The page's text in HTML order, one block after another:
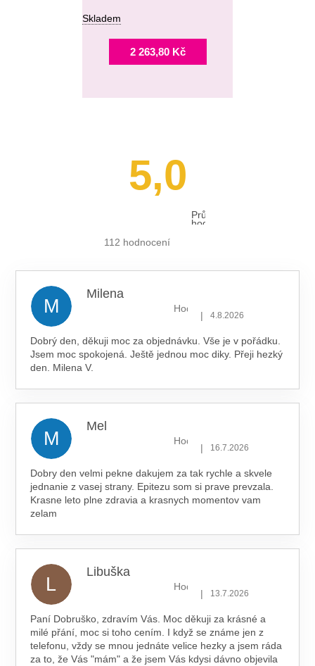
Skladem
2 263,80 Kč
5,0
Průměrné
hodnocení
112 hodnocení
M
Milena
Hodnocení obchodu je 5 z 5
| 4.8.2026
Dobrý den, děkuji moc za objednávku. Vše je v pořádku.
Jsem moc spokojená. Ještě jednou moc diky. Přeji hezký
den. Milena V.
M
Mel
Hodnocení obchodu je 5 z 5
| 16.7.2026
Dobry den velmi pekne dakujem za tak rychle a skvele
jednanie z vasej strany. Epitezu som si prave prevzala.
Krasne leto plne zdravia a krasnych momentov vam
zelam
L
Libuška
Hodnocení obchodu je 5 z 5
| 13.7.2026
Paní Dobruško, zdravím Vás. Moc děkuji za krásné a
milé přání, moc si toho cením. I když se známe jen z
telefonu, vždy se mnou jednáte velice hezky a jsem ráda
za to, že Vás "mám" a že jsem Vás kdysi dávno objevila